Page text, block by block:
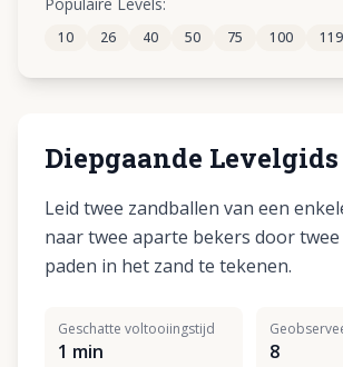
369 370 371 372
10 26 40 50 75 100 119
Diepgaande Levelgids
Leid twee zandballen van een
naar twee aparte bekers door
paden in het zand te tekenen.
Geschatte voltooiingstijd
1 min 8